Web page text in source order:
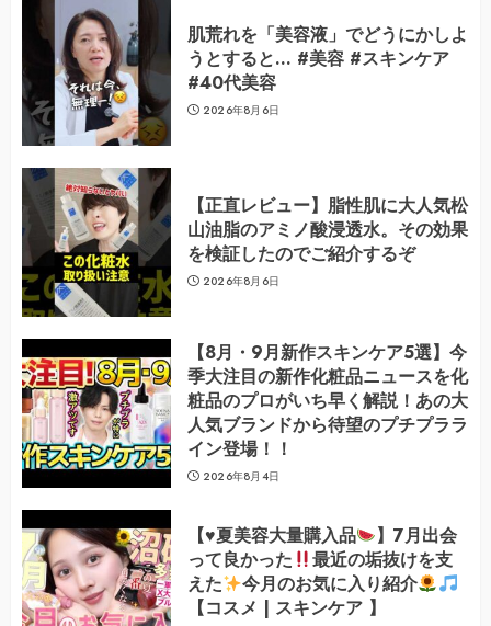
肌荒れを「美容液」でどうにかしよ
うとすると… #美容 #スキンケア
#40代美容
2026年8月6日
【正直レビュー】脂性肌に大人気松
山油脂のアミノ酸浸透水。その効果
を検証したのでご紹介するぞ
2026年8月6日
【8月・9月新作スキンケア5選】今
季大注目の新作化粧品ニュースを化
粧品のプロがいち早く解説！あの大
人気ブランドから待望のプチプララ
イン登場！！
2026年8月4日
【♥️夏美容大量購入品
】7月出会
って良かった
最近の垢抜けを支
えた
今月のお気に入り紹介
【コスメ | スキンケア 】